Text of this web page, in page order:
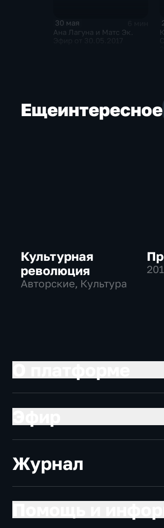
30 мая
Ана Лагуна и Матс Эк.
Ещеинтересное
Культурная
революция
Авторские, Культура
Журнал